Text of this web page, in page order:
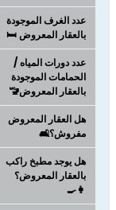
عدد الغرف الموجودة
بالعقار المعروض 🛏️
عدد دورات المياه /
الحمامات الموجودة
بالعقار المعروض🚾
هل العقار المعروض
مفروش؟🛋️
هل يوجد مطبخ راكب
بالعقار المعروض؟
👩‍🍳